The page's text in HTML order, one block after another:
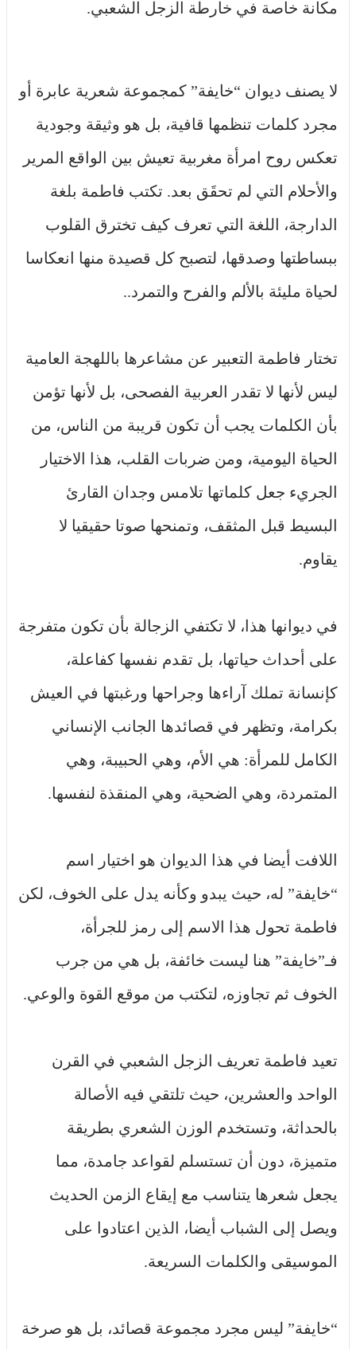
مكانة خاصة في خارطة الزجل الشعبي.
لا يصنف ديوان “خايفة” كمجموعة شعرية عابرة أو
مجرد كلمات تنظمها قافية، بل هو وثيقة وجودية
تعكس روح امرأة مغربية تعيش بين الواقع المرير
والأحلام التي لم تحقَق بعد. تكتب فاطمة بلغة
الدارجة، اللغة التي تعرف كيف تخترق القلوب
ببساطتها وصدقها، لتصبح كل قصيدة منها انعكاسا
لحياة مليئة بالألم والفرح والتمرد..
تختار فاطمة التعبير عن مشاعرها باللهجة العامية
ليس لأنها لا تقدر العربية الفصحى، بل لأنها تؤمن
بأن الكلمات يجب أن تكون قريبة من الناس، من
الحياة اليومية، ومن ضربات القلب، هذا الاختيار
الجريء جعل كلماتها تلامس وجدان القارئ
البسيط قبل المثقف، وتمنحها صوتا حقيقيا لا
يقاوم.
في ديوانها هذا، لا تكتفي الزجالة بأن تكون متفرجة
على أحداث حياتها، بل تقدم نفسها كفاعلة،
كإنسانة تملك آراءها وجراحها ورغبتها في العيش
بكرامة، وتظهر في قصائدها الجانب الإنساني
الكامل للمرأة: هي الأم، وهي الحبيبة، وهي
المتمردة، وهي الضحية، وهي المنقذة لنفسها.
اللافت أيضا في هذا الديوان هو اختيار اسم
“خايفة” له، حيث يبدو وكأنه يدل على الخوف، لكن
فاطمة تحول هذا الاسم إلى رمز للجرأة،
فـ”خايفة” هنا ليست خائفة، بل هي من جرب
الخوف ثم تجاوزه، لتكتب من موقع القوة والوعي.
تعيد فاطمة تعريف الزجل الشعبي في القرن
الواحد والعشرين، حيث تلتقي فيه الأصالة
بالحداثة، وتستخدم الوزن الشعري بطريقة
متميزة، دون أن تستسلم لقواعد جامدة، مما
يجعل شعرها يتناسب مع إيقاع الزمن الحديث
ويصل إلى الشباب أيضا، الذين اعتادوا على
الموسيقى والكلمات السريعة.
“خايفة” ليس مجرد مجموعة قصائد، بل هو صرخة